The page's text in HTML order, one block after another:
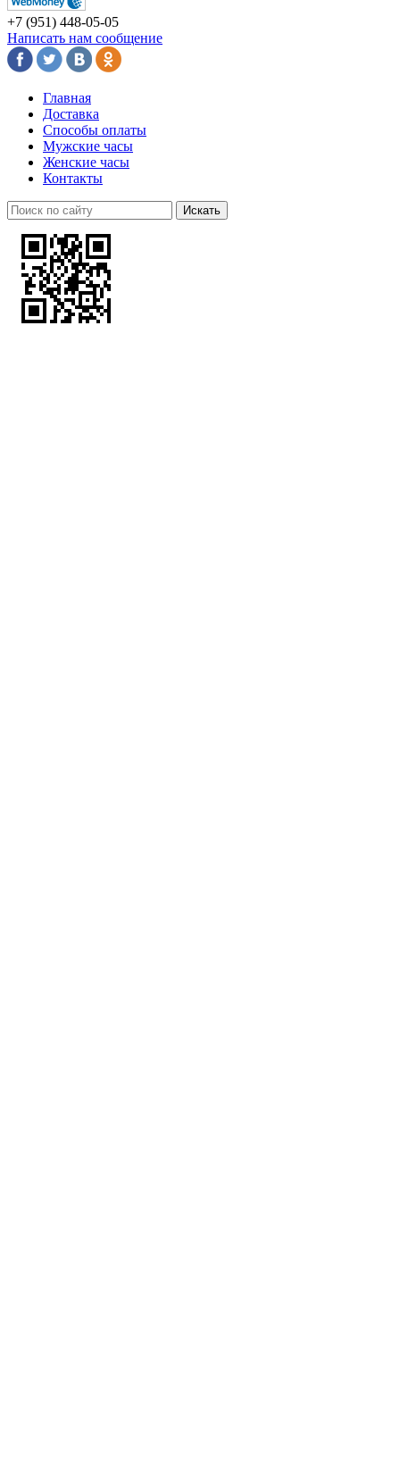
+7 (951) 448-05-05
Написать нам сообщение
Главная
Доставка
Способы оплаты
Мужские часы
Женские часы
Контакты